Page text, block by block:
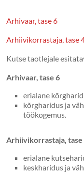
Arhivaar, tase 6
Arhiivikorrastaja, tase
Kutse taotlejale
Arhivaar, tase 6
erialane
kõrgharidus ja
töökogemus.
Arhiivikorrastaja, tase
erialane
keskharidus ja